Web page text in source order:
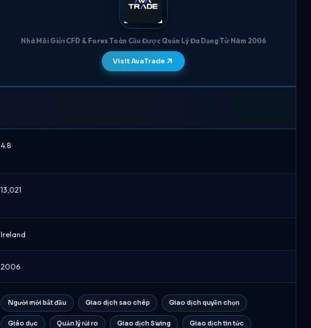
Nhà Môi Giới CFD & Forex Toàn Cầu Được Quản Lý Đa Dạng Từ Năm 2006
Visit AvaTrade
4.8
13,021
Ireland
2006
Người mới bắt đầu Giao dịch sao chép Giao dịch quyền chọn
Giáo dục Quản lý rủi ro Giao dịch Swing Giao dịch tin tức